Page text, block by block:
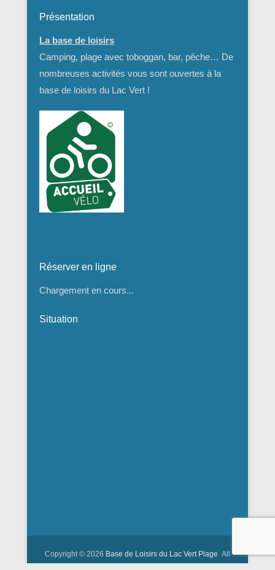
Présentation
La base de loisirs
Camping, plage avec toboggan, bar, pêche… De
nombreuses activités vous sont ouvertes à la
base de loisirs du Lac Vert !
Réserver en ligne
Chargement en cours...
Situation
Copyright © 2026 Base de Loisirs du Lac Vert Plage All